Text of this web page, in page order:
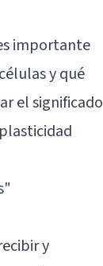
importante
y qué
el significado
"
y